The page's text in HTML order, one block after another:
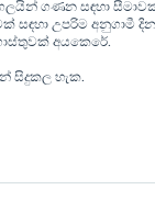
ගණන සඳහා
සඳහා උපරිම අනුගාමී
අයකෙරේ.
සිදුකල හැක.